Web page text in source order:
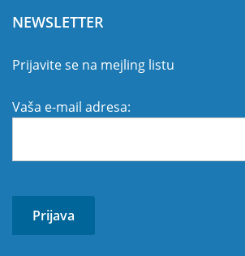
NEWSLETTER
Prijavite se na mejling listu
Vaša e-mail adresa: